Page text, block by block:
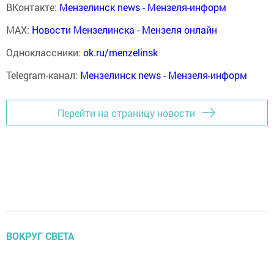
ВКонтакте: Мензелинск news - Мензеля-информ
MAX: Новости Мензелинска - Мензеля онлайн
Одноклассники: ok.ru/menzelinsk
Telegram-канал: Мензелинск news - Мензеля-информ
Перейти на страницу новости
ВОКРУГ СВЕТА